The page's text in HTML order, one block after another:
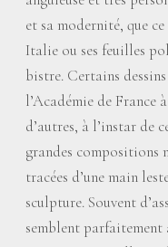
et sa modernité, que
Italie ou ses feuilles
bistre. Certains
l’Académie de France
d’autres, à l’instar de
grandes compositions
tracées d’une main
sculpture. Souvent
semblent